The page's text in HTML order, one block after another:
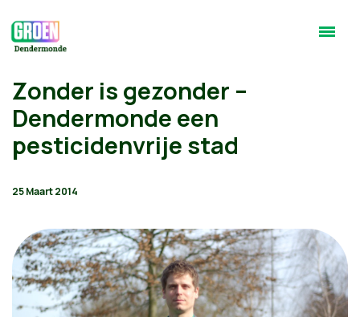
Zonder is gezonder –
Dendermonde een
pesticidenvrije stad
25 Maart 2014